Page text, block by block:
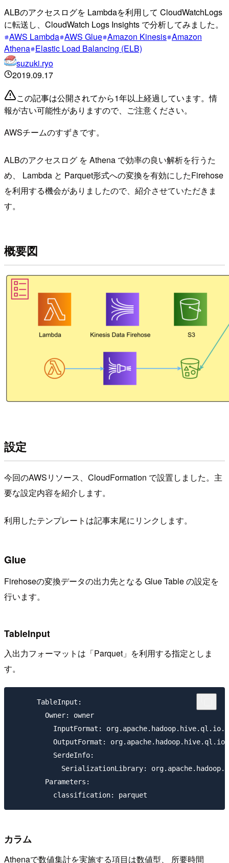
ALBのアクセスログを Lambdaを利用して CloudWatchLogs
に転送し、CloudWatch Logs Insights で分析してみました。
AWS Lambda AWS Glue Amazon Kinesis Amazon
Athena Elastic Load Balancing (ELB)
suzuki.ryo
2019.09.17
この記事は公開されてから1年以上経過しています。情
報が古い可能性がありますので、ご注意ください。
AWSチームのすずきです。
ALBのアクセスログ を Athena で効率の良い解析を行うた
め、 Lambda と Parquet形式への変換を有効にしたFirehose
を利用する機会がありましたので、紹介させていただきま
す。
概要図
設定
今回のAWSリソース、CloudFormation で設置しました。主
要な設定内容を紹介します。
利用したテンプレートは記事末尾にリンクします。
Glue
Firehoseの変換データの出力先となる Glue Table の設定を
行います。
TableInput
入出力フォーマットは「Parquet」を利用する指定としま
す。
      TableInput:
        Owner: owner
InputFormat:
OutputFormat:
          SerdeInfo:
SerializationLibrary:
        Parameters:
カラム
Athenaで数値集計を実施する項目は数値型、 所要時間